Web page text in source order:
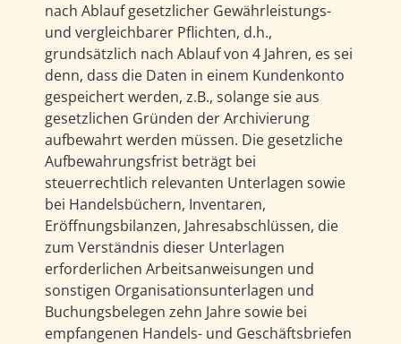
nach Ablauf gesetzlicher Gewährleistungs-
und vergleichbarer Pflichten, d.h.,
grundsätzlich nach Ablauf von 4 Jahren, es sei
denn, dass die Daten in einem Kundenkonto
gespeichert werden, z.B., solange sie aus
gesetzlichen Gründen der Archivierung
aufbewahrt werden müssen. Die gesetzliche
Aufbewahrungsfrist beträgt bei
steuerrechtlich relevanten Unterlagen sowie
bei Handelsbüchern, Inventaren,
Eröffnungsbilanzen, Jahresabschlüssen, die
zum Verständnis dieser Unterlagen
erforderlichen Arbeitsanweisungen und
sonstigen Organisationsunterlagen und
Buchungsbelegen zehn Jahre sowie bei
empfangenen Handels- und Geschäftsbriefen